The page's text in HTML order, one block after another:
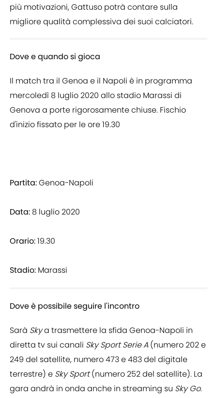
più motivazioni, Gattuso potrà contare sulla
migliore qualità complessiva dei suoi calciatori.
Dove e quando si gioca
Il match tra il Genoa e il Napoli è in programma
mercoledì 8 luglio 2020 allo stadio Marassi di
Genova a porte rigorosamente chiuse. Fischio
d'inizio fissato per le ore 19.30
Partita:Genoa-Napoli
Data: 8 luglio 2020
Orario:19.30
Stadio: Marassi
Dove è possibile seguire l'incontro
Sarà Skya trasmettere la sfida Genoa-Napoli in
diretta tv sui canali Sky Sport Serie A (numero 202 e
249 del satellite, numero 473 e 483 del digitale
terrestre) e Sky Sport(numero 252 del satellite). La
gara andrà in onda anche in streaming su Sky Go.